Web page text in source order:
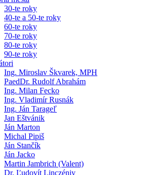
30-te roky
40-te a 50-te roky
60-te roky
70-te roky
80-te roky
90-te roky
Ing. Miroslav Škvarek, MPH
PaedDr. Rudolf Abrahám
Ing. Milan Fecko
Ing. Vladimír Rusnák
Ing. Ján Tarageľ
Jan Eštvánik
Ján Marton
Michal Pipiš
Ján Stančík
Ján Jacko
Martin Jambrich (Valent)
Dr. Ľudovít Linczéniy